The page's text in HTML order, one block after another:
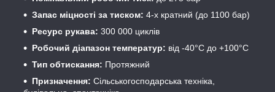
Запас міцності за тиском: 4-х кратний (до 1100 бар)
Ресурс рукава: 300 000 циклів
Робочий діапазон температур: від -40°С до +100°С
Тип обтискання: Протяжний
Призначення: Сільськогосподарська техніка,